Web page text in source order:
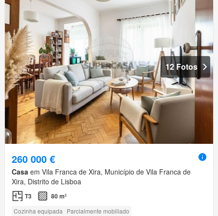
12 Fotos
260 000 €
Casa em Vila Franca de Xira, Município de Vila Franca de
Xira, Distrito de Lisboa
T3 80 m²
Cozinha equipada Parcialmente mobiliado